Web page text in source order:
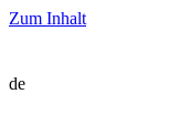
Zum Inhalt
de